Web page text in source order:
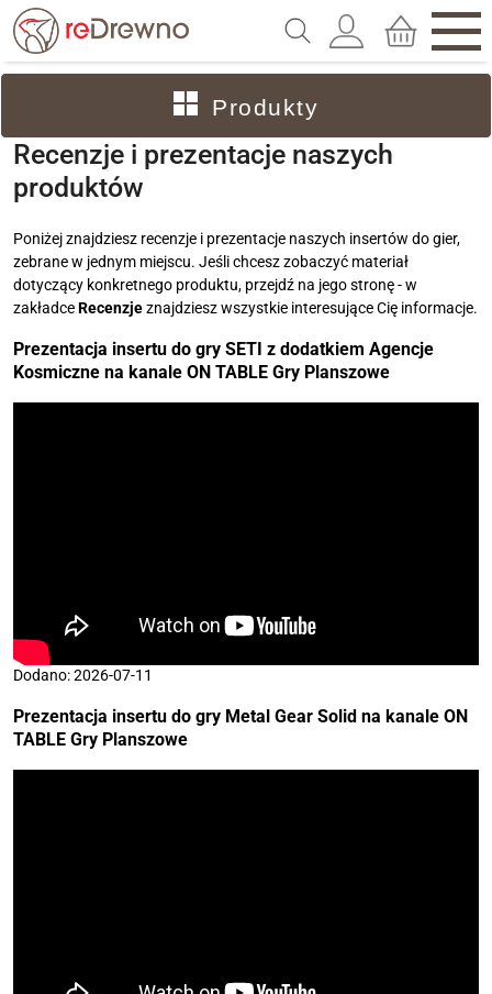
Produkty
Recenzje i prezentacje naszych
produktów
Poniżej znajdziesz recenzje i prezentacje naszych insertów do gier,
zebrane w jednym miejscu. Jeśli chcesz zobaczyć materiał
dotyczący konkretnego produktu, przejdź na jego stronę - w
zakładceRecenzjeznajdziesz wszystkie interesujące Cię informacje.
Prezentacja insertu do gry SETI z dodatkiem Agencje
Kosmiczne na kanale ON TABLE Gry Planszowe
Dodano: 2026-07-11
Prezentacja insertu do gry Metal Gear Solid na kanale ON
TABLE Gry Planszowe